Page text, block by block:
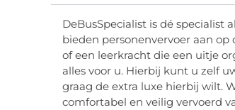
DeBusSpecialist is dé specialist
bieden personenvervoer aan
of een leerkracht die een uitje
alles voor u. Hierbij kunt u zelf
graag de extra luxe hierbij wilt.
comfortabel en veilig vervoerd